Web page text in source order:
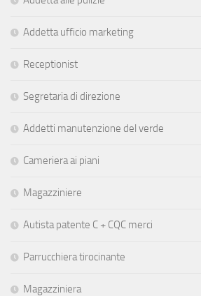
Addetta ufficio marketing
Receptionist
Segretaria di direzione
Addetti manutenzione del verde
Cameriera ai piani
Magazziniere
Autista patente C + CQC merci
Parrucchiera tirocinante
Magazziniera